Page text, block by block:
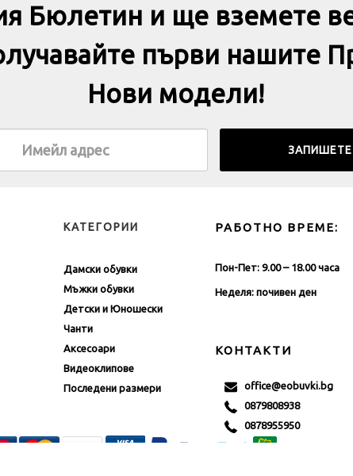
Бюлетин и ще вземете
първи нашите
Нови модели!
КАТЕГОРИИ
Дамски обувки
Мъжки обувки
Детски и Юношески
Чанти
Аксесоари
Видеоклипове
Последени размери
РАБОТНО ВРЕМЕ:
Пон-Пет: 9.00 – 18.00 часа
Неделя: почивен ден
КОНТАКТИ
office@eobuvki.bg
0879808938
0878955950